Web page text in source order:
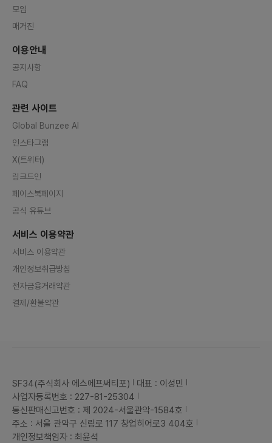
모임
매거진
이용안내
공지사항
FAQ
관련 사이트
Global Bunzee AI
인스타그램
X(트위터)
링크드인
페이스북페이지
공식 유튜브
서비스 이용약관
서비스 이용약관
개인정보취급방침
전자금융거래약관
결제/환불약관
SF34(주식회사 에스에프써티포)
대표 : 이성민
사업자등록번호 : 227-81-25304
통신판매신고번호 : 제 2024-서울관악-1584호
주소 : 서울 관악구 신림로 117 창업히어로3 404호
개인정보책임자 : 최윤석